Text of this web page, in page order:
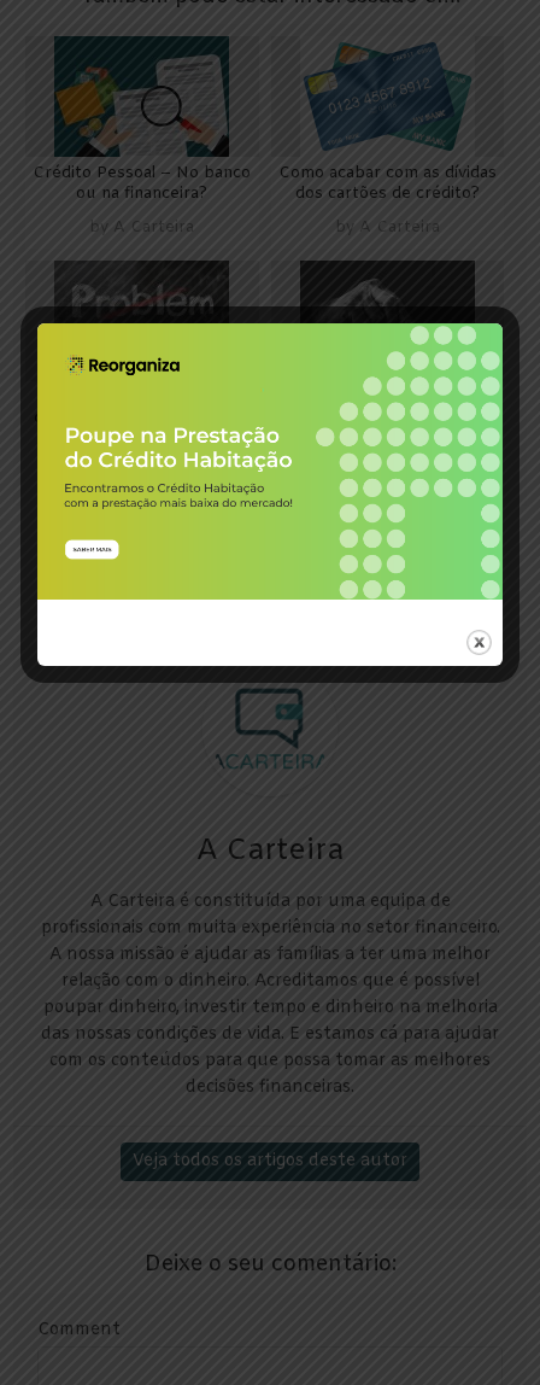
Crédito Pessoal – No banco
ou na financeira?
by A Carteira
Como acabar com as dívidas
dos cartões de crédito?
by A Carteira
manchado?
byA Carteira
Quando não vale a pena
fazer um crédito
consolidado
by A Carteira
A Carteira
A Carteira é constituída por uma equipa de
profissionais com muita experiência no setor financeiro.
A nossa missão é ajudar as famílias a ter uma melhor
relação com o dinheiro. Acreditamos que é possível
poupar dinheiro, investir tempo e dinheiro na melhoria
das nossas condições de vida. E estamos cá para ajudar
com os conteúdos para que possa tomar as melhores
decisões financeiras.
Veja todos os artigos deste autor
Deixe o seu comentário:
Comment